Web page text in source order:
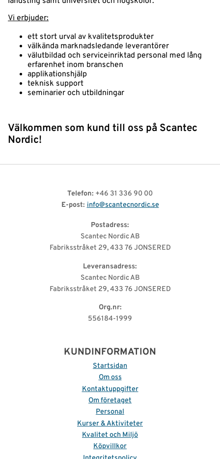
Nyheter
Logga
Vi erbjuder:
ett stort urval av kvalitetsprodukter
välkända marknadsledande leverantörer
välutbildad och serviceinriktad personal med lång
erfarenhet inom branschen
applikationshjälp
teknisk support
seminarier och utbildningar
Välkommen som kund till oss på Scantec
Nordic!
Telefon: +46 31 336 90 00
E-post: info@scantecnordic.se
Postadress:
Scantec Nordic AB
Fabriksstråket 29, 433 76 JONSERED
Leveransadress:
Scantec Nordic AB
Fabriksstråket 29, 433 76 JONSERED
Org.nr:
556184-1999
KUNDINFORMATION
Startsidan
Om oss
Kontaktuppgifter
Om företaget
Personal
Kurser & Aktiviteter
Kvalitet och Miljö
Köpvillkor